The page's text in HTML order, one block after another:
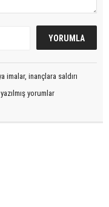
imalar, inançlara saldırı
yorumlar